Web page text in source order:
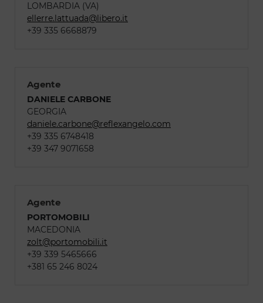
LOMBARDIA (VA)
ellerre.lattuada@libero.it
+39 335 6668879
Agente
DANIELE CARBONE
GEORGIA
daniele.carbone@reflexangelo.com
+39 335 6748418
+39 347 9071658
Agente
PORTOMOBILI
MACEDONIA
zolt@portomobili.it
+39 339 5465666
+381 65 246 8024